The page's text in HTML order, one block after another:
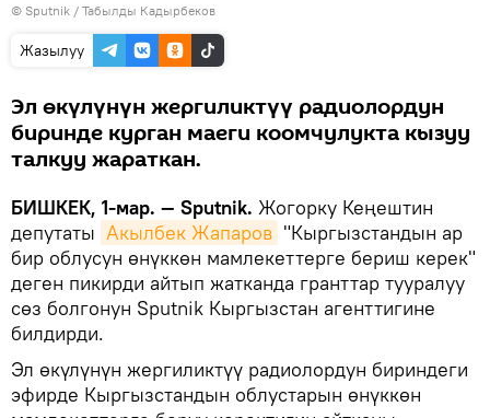
© Sputnik / Табылды Кадырбеков
Жазылуу
Эл өкүлүнүн жергиликтүү радиолордун
биринде курган маеги коомчулукта кызуу
талкуу жараткан.
БИШКЕК, 1-мар. — Sputnik. Жогорку Кеңештин
депутаты Акылбек Жапаров "Кыргызстандын ар
бир облусун өнүккөн мамлекеттерге бериш керек"
деген пикирди айтып жатканда гранттар тууралуу
сөз болгонун Sputnik Кыргызстан агенттигине
билдирди.
Эл өкүлүнүн жергиликтүү радиолордун бириндеги
эфирде Кыргызстандын облустарын өнүккөн